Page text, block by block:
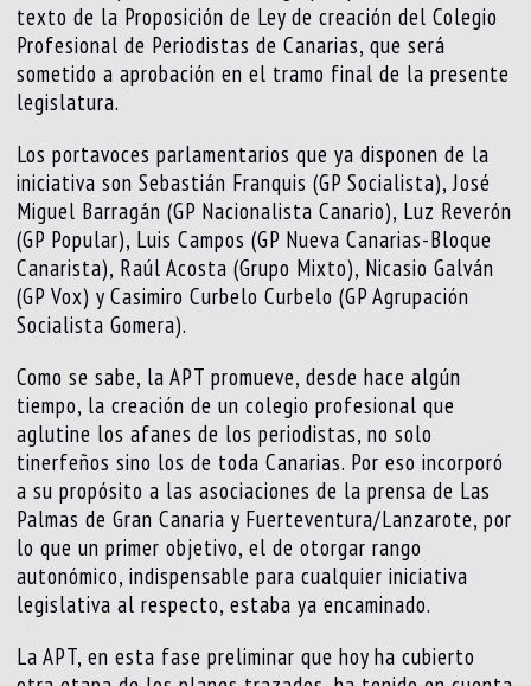
texto de la Proposición de Ley de creación del Colegio
Profesional de Periodistas de Canarias, que será
sometido a aprobación en el tramo final de la presente
legislatura.
Los portavoces parlamentarios que ya disponen de la
iniciativa son Sebastián Franquis (GP Socialista), José
Miguel Barragán (GP Nacionalista Canario), Luz Reverón
(GP Popular), Luis Campos (GP Nueva Canarias-Bloque
Canarista), Raúl Acosta (Grupo Mixto), Nicasio Galván
(GP Vox) y Casimiro Curbelo Curbelo (GP Agrupación
Socialista Gomera).
Como se sabe, la APT promueve, desde hace algún
tiempo, la creación de un colegio profesional que
aglutine los afanes de los periodistas, no solo
tinerfeños sino los de toda Canarias. Por eso incorporó
a su propósito a las asociaciones de la prensa de Las
Palmas de Gran Canaria y Fuerteventura/Lanzarote, por
lo que un primer objetivo, el de otorgar rango
autonómico, indispensable para cualquier iniciativa
legislativa al respecto, estaba ya encaminado.
La APT, en esta fase preliminar que hoy ha cubierto